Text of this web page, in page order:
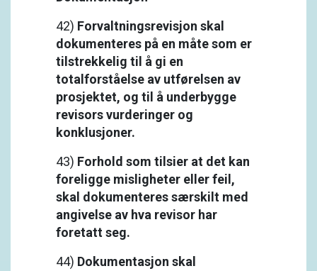
42) Forvaltningsrevisjon skal
dokumenteres på en måte som er
tilstrekkelig til å gi en
totalforståelse av utførelsen av
prosjektet, og til å underbygge
revisors vurderinger og
konklusjoner.
43) Forhold som tilsier at det kan
foreligge misligheter eller feil,
skal dokumenteres særskilt med
angivelse av hva revisor har
foretatt seg.
44) Dokumentasjon skal